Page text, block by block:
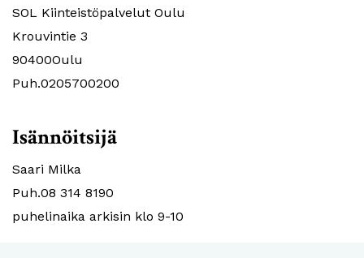
SOL Kiinteistöpalvelut Oulu
Krouvintie 3
90400Oulu
Puh.0205700200
Isännöitsijä
Saari Milka
Puh.08 314 8190
puhelinaika arkisin klo 9-10